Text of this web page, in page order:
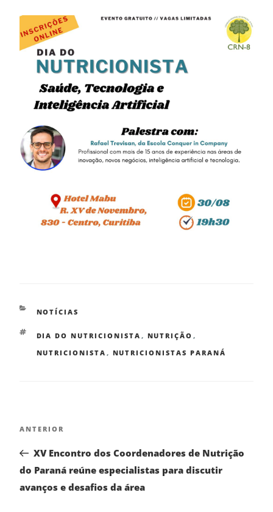
NOTÍCIAS
DIA DO NUTRICIONISTA , NUTRIÇÃO ,
NUTRICIONISTA , NUTRICIONISTAS PARANÁ
ANTERIOR
XV Encontro dos Coordenadores de Nutrição
do Paraná reúne especialistas para discutir
avanços e desafios da área